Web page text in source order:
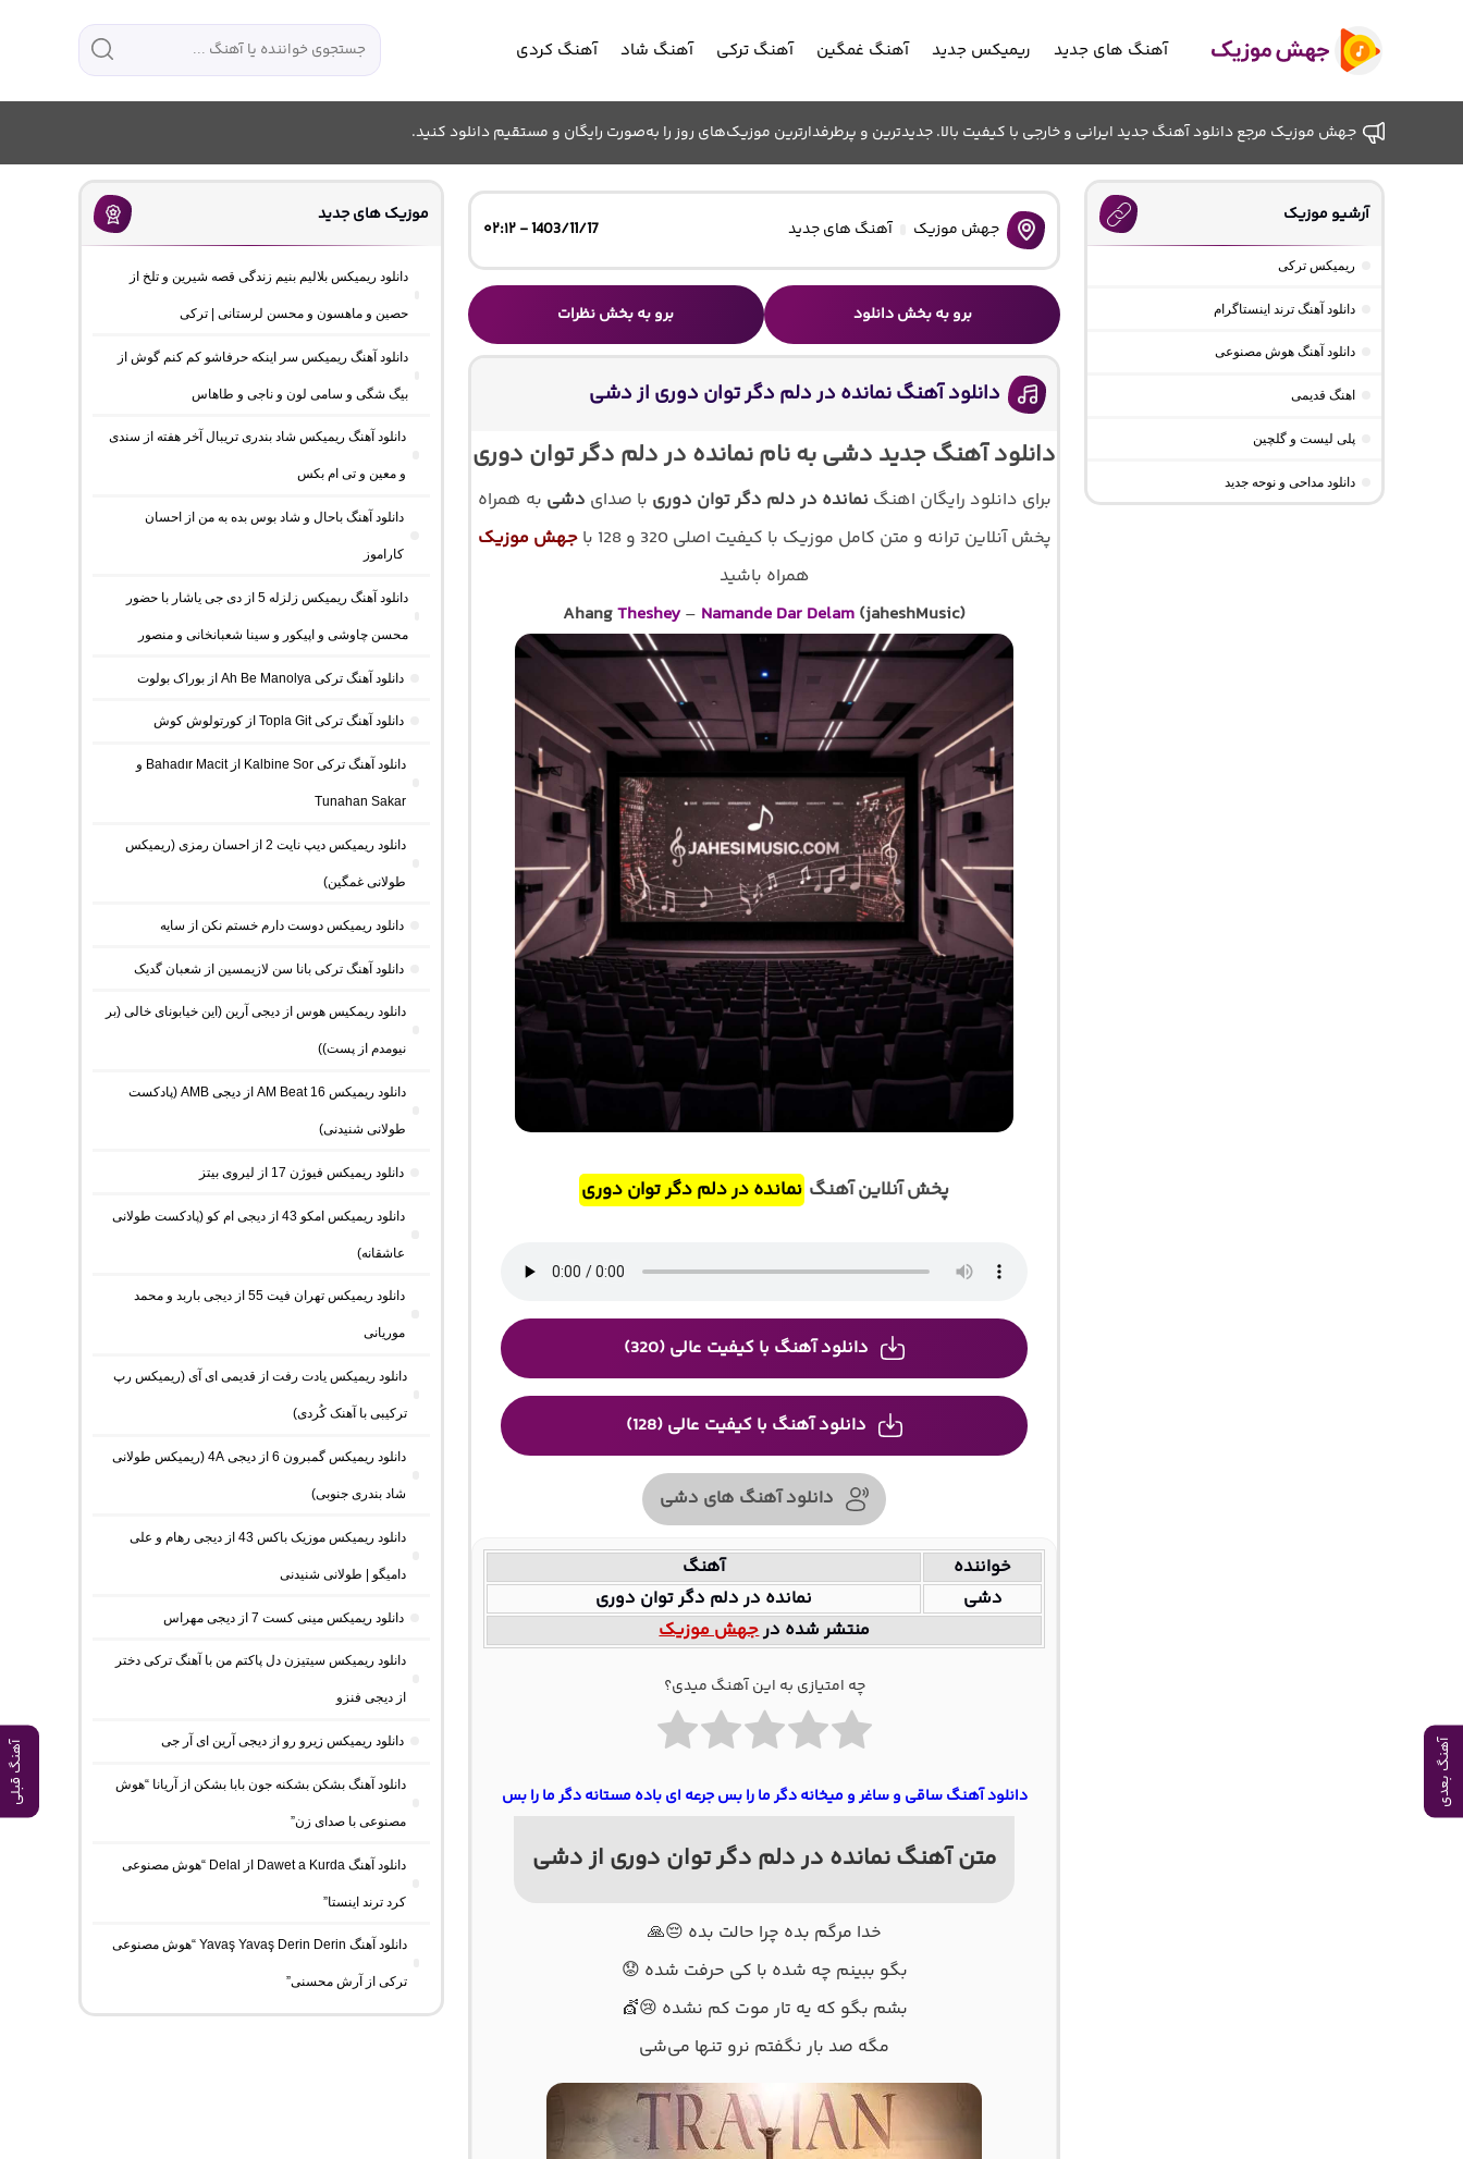
آهنگ بعدی آهنگ قبلی
آهنگ های جدید ریمیکس جدید آهنگ غمگین آهنگ ترکی آهنگ شاد آهنگ کردی
جهش موزیک مرجع دانلود آهنگ جدید ایرانی و خارجی با کیفیت بالا. جدیدترین و پرطرفدارترین موزیک‌های روز را به‌صورت رایگان و مستقیم دانلود کنید.
جهش موزیک آهنگ های جدید 1403/11/17 - ۰۲:۱۲
برو به بخش دانلود برو به بخش نظرات
دانلود آهنگ نمانده در دلم دگر توان دوری از دشی
دانلود آهنگ جدید دشی به نام نمانده در دلم دگر توان دوری
برای دانلود رایگان اهنگ نمانده در دلم دگر توان دوری با صدای دشی به همراه
پخش آنلاین ترانه و متن کامل موزیک با کیفیت اصلی 320 و 128 با
جهش موزیک
همراه باشید
AhangTheshey– Namande Dar Delam (jaheshMusic)
پخش آنلاین آهنگ نمانده در دلم دگر توان دوری
دانلود آهنگ با کیفیت عالی (320)
دانلود آهنگ با کیفیت عالی (128)
دانلود آهنگ های دشی
خواننده
آهنگ
دشی
نمانده در دلم دگر توان دوری
منتشر شده درجهش موزیک
چه امتیازی به این آهنگ میدی؟
دانلود آهنگ ساقی و ساغر و میخانه دگر ما را بس جرعه ای باده مستانه دگر ما را بس
متن آهنگ نمانده در دلم دگر توان دوری از دشی
خدا مرگم بده چرا حالت بده 😔🙏
بگو ببینم چه شده با کی حرفت شده 😟
بشم بگو که یه تار موت کم نشده 😢💇
مگه صد بار نگفتم نرو تنها می‌شی
آرشیو موزیک
ریمیکس ترکی
دانلود آهنگ ترند اینستاگرام
دانلود آهنگ هوش مصنوعی
اهنگ قدیمی
پلی لیست و گلچین
دانلود مداحی و نوحه جدید
موزیک های جدید
دانلود ریمیکس بلالیم بنیم زندگی قصه شیرین و تلخ از
حصین و ماهسون و محسن لرستانی | ترکی
دانلود آهنگ ریمیکس سر اینکه حرفاشو کم کنم گوش از
بیگ شگی و سامی لون و ناجی و طاهاس
دانلود آهنگ ریمیکس شاد بندری تریبال آخر هفته از سندی
و معین و تی ام بکس
دانلود آهنگ باحال و شاد بوس بده به من از احسان
کاراموز
دانلود آهنگ ریمیکس زلزله 5 از دی جی یاشار با حضور
محسن چاوشی و اپیکور و سینا شعبانخانی و منصور
دانلود آهنگ ترکی Ah Be Manolya از بوراک بولوت
دانلود آهنگ ترکی Topla Git از کورتولوش کوش
دانلود آهنگ ترکی Kalbine Sor از Bahadır Macit و
Tunahan Sakar
دانلود ریمیکس دیپ نایت 2 از احسان رمزی (ریمیکس
طولانی غمگین)
دانلود ریمیکس دوست دارم خستم نکن از سایه
دانلود آهنگ ترکی بانا سن لازیمسین از شعبان گدیک
دانلود ریمکیس هوس از دیجی آرین (این خیابونای خالی (بر
نیومدم از پست))
دانلود ریمیکس AM Beat 16 از دیجی AMB (پادکست
طولانی شنیدنی)
دانلود ریمیکس فیوژن 17 از لیروی بیتز
دانلود ریمیکس امکو 43 از دیجی ام کو (پادکست طولانی
عاشقانه)
دانلود ریمیکس تهران فیت 55 از دیجی باربد و محمد
موریانی
دانلود ریمیکس یادت رفت از قدیمی ای آی (ریمیکس رپ
ترکیبی با آهنک کُردی)
دانلود ریمیکس گمبرون 6 از دیجی 4A (ریمیکس طولانی
شاد بندری جنوبی)
دانلود ریمیکس موزیک باکس 43 از دیجی رهام و علی
دامیگو | طولانی شنیدنی
دانلود ریمیکس مینی کست 7 از دیجی مهراس
دانلود ریمیکس سیتیزن دل پاکتم من با آهنگ ترکی دختر
از دیجی فنزو
دانلود ریمیکس زیرو رو از دیجی آرین ای آر جی
دانلود آهنگ بشکن بشکنه جون بابا بشکن از آریانا “هوش
مصنوعی با صدای زن”
دانلود آهنگ Dawet a Kurda از Delal “هوش مصنوعی
کرد ترند اینستا”
دانلود آهنگ Yavaş Yavaş Derin Derin “هوش مصنوعی
ترکی از آرش محسنی”